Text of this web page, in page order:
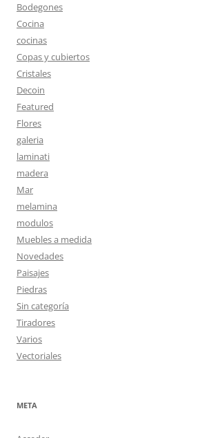
Bodegones
Cocina
cocinas
Copas y cubiertos
Cristales
Decoin
Featured
Flores
galeria
laminati
madera
Mar
melamina
modulos
Muebles a medida
Novedades
Paisajes
Piedras
Sin categoría
Tiradores
Varios
Vectoriales
META